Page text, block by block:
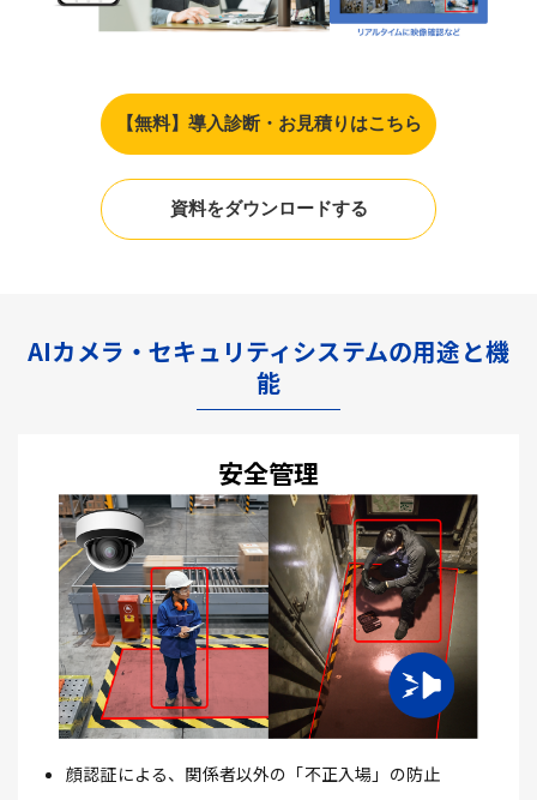
【無料】導入診断・お見積りはこちら
資料をダウンロードする
AIカメラ・セキュリティシステムの用途と機
能
安全管理
顔認証による、関係者以外の「不正入場」の防止